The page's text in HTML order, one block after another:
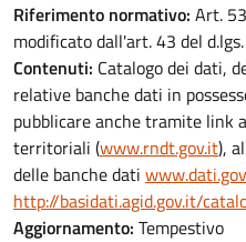
Riferimento normativo: Art.
modificato dall'art. 43 del
Contenuti: Catalogo dei dati,
relative banche dati in
pubblicare anche tramite link
territoriali (www.rndt.gov.it),
delle banche dati
http://basidati.agid.gov.it/
Aggiornamento: Tempestivo